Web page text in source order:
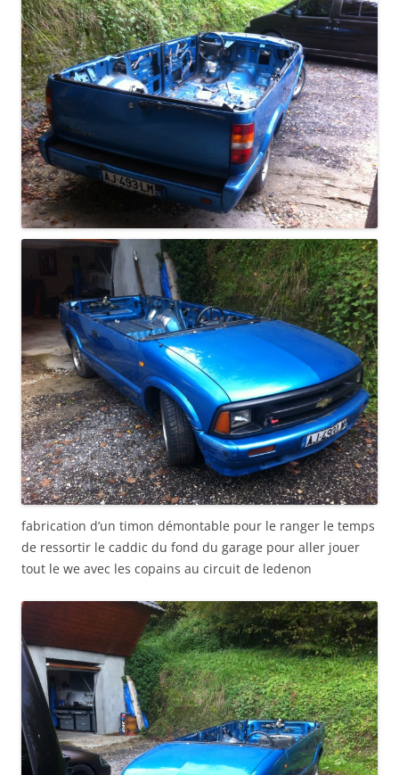
fabrication d’un timon démontable pour le ranger le temps
de ressortir le caddic du fond du garage pour aller jouer
tout le we avec les copains au circuit de ledenon